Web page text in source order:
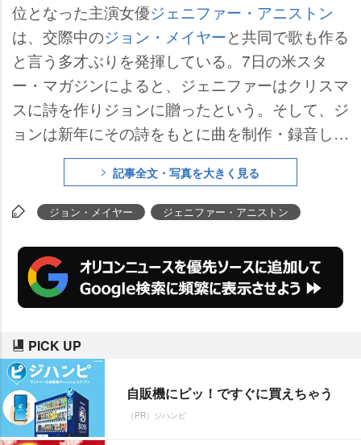
位となった主演女優ジェニファー・アニストン
は、交際中のジョン・メイヤーと共同で歌も作る
と言う多才ぶりを発揮している。7日の米スタ
ー・マガジンによると、ジェニファーはクリスマ
スに詩を作りジョンに贈ったという。そして、ジ
ョンは新年にその詩をもとに曲を制作・録音し、
プレゼントしたようだ。
記事全文・写真を大きく見る
ジョン・メイヤー ジェニファー・アニストン
PICK UP
自販機にピッ！ですぐに買えちゃう
（PR）ジハンピ